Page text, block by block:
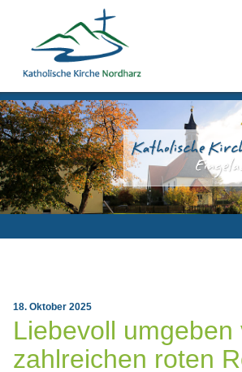
18. Oktober 2025
Liebevoll umgeben
zahlreichen roten